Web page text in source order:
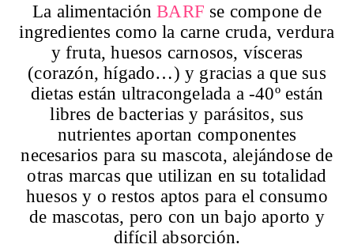
La alimentaciónBARF se compone de
ingredientes como la carne cruda, verdura
y fruta, huesos carnosos, vísceras
(corazón, hígado…) y gracias a que sus
dietas están ultracongelada a -40º están
libres de bacterias y parásitos, sus
nutrientes aportan componentes
necesarios para su mascota, alejándose de
otras marcas que utilizan en su totalidad
huesos y o restos aptos para el consumo
de mascotas, pero con un bajo aporto y
difícil absorción.